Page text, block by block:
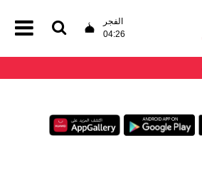
الفجر
04:26